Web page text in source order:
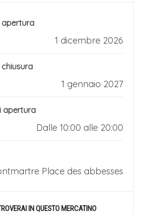
apertura
1 dicembre 2026
1 gennaio 2027
apertura
Dalle 10:00 alle 20:00
Place des abbesses
IN QUESTO MERCATINO